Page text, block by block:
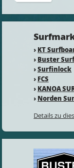
› KT
› Buster
›Surfinlock
› FCS
› KANOA
› Norden
Details zu